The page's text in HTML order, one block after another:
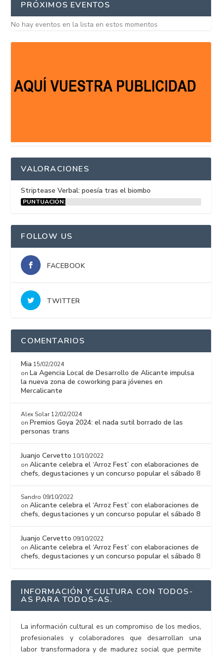
PRÓXIMOS EVENTOS
No hay eventos en la lista en estos momentos
VALORACIONES
Striptease Verbal: poesía tras el biombo
PUNTUACIÓN:
FOLLOW US
FACEBOOK
TWITTER
COMENTARIOS
Mia 15/02/2024
on La Agencia Local de Desarrollo de Alicante impulsa
la nueva zona de coworking para jóvenes en
Mercalicante
Alex Solar 12/02/2024
on Premios Goya 2024: el nada sutil borrado de las
personas trans
Juanjo Cervetto 10/10/2022
onAlicante celebra el ‘Arroz Fest’ con elaboraciones de
chefs, degustaciones y un concurso popular el sábado 8
Sandro 09/10/2022
onAlicante celebra el ‘Arroz Fest’ con elaboraciones de
chefs, degustaciones y un concurso popular el sábado 8
Juanjo Cervetto 09/10/2022
onAlicante celebra el ‘Arroz Fest’ con elaboraciones de
chefs, degustaciones y un concurso popular el sábado 8
INFORMACIÓN Y CULTURA CON TODOS-
AS PARA TODOS-AS.
La información cultural es un compromiso de los medios,
profesionales y colaboradores que desarrollan una
labor transformadora y de madurez social que permite